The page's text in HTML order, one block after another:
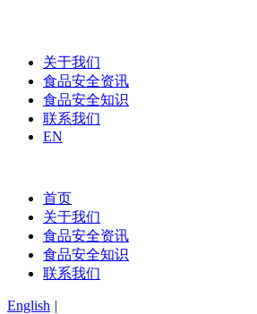
关于我们
食品安全资讯
食品安全知识
联系我们
EN
首页
关于我们
食品安全资讯
食品安全知识
联系我们
English |